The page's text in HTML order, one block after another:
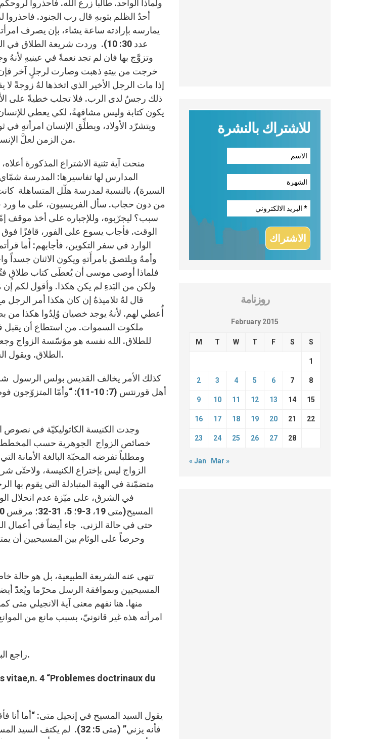
ولماذا الواحد. طالباً زرع الله. فاحذروا
أحدٌ الظلم بثوبهِ قال رب الجنود. فاحذروا
عدد 30: 10). وردت شريعة
وتزوَّج بها فان لم تجد نعمةً في عينيهِ
خرجت من بيتهِ ذهبت وصارت لرجلٍ آخر فإن
إذا مات الرجل الأخير الذي اتخذها لهُ زوجةً
ذلك رجسٌ لدى الرب. فلا تجلب خطيةً على
يكون كتابة وليس مشافهةً، لكي يعطي
ويتشرّد الأولاد، ويطلِّق الإنسان امرأتهِ في
من الزمن لعلَّ الإنسان يتجاوب مع إرادة الله وتعامله معهُ ويتخلى عن الطلاق ويعيد السلام للأسرة.
منحت آية تثنية الاشتراع المذكورة
المدارس لها تفاسيرها: المدرسة
السيرة)، بالنسبة لمدرسة هلّل المتساهلة
سبب؟ ليجرّبوه، وللإجباره على أخذ موقف
الوقت. فأجاب يسوع على الفور، قافزًا فوق
الوارد في سفر التكوين، فأجابهم: أَما
وأمهُ ويلتصق بامرأَتهِ ويكون الاثنان جسداً
فلماذا أوصى موسى أن يُعطَى كتاب طلاقٍ
ولكن من البَدءِ لم يكن هكذا. وأقول لكم
قال لهُ تلاميذهُ إن كان هكذا أمر الرجل
أُعطي لهم. لأنهُ يوجد خصيان وُلِدُوا هكذا
ملكوت السموات. من استطاع أن يقبل
للطلاق. الله نفسه هو مؤسّسة الزواج
الطلاق. ويقول السيد يسوع المسيح بأسلوب قاطع إنّ عدم انحلال الزواج هو إرادة الله المطلقة.
كذلك الأمر يخالف القديس بولس الرسول
أهل قورنتس (7: 10-11):
وجدت الكنيسة الكاثوليكيّة في
خصائص الزواج الجوهرية حسب المخطط
ومطلباً تفرضه المحبّة البالغة الأمانة
الزواج ليس بإختراع الكنيسة، ولاحتّى
متضمّنة في الهبة المتبادلة التي يقوم
في الشرق، على ميّزة عدم انحلال
المسيح(متى 19، 3-9؛ 5، 31-32؛ مرقس 10، 11-12؛ لوقا 16، 18؛ رومة 7، 2-3؛ 1قورنتس 7، 10-11، 39)
حتى في حالة الزنى. جاء أيضاً في أعمال
تنهى عنه الشريعة الطبيعية، بل هو حالة
المسيحيين وبموافقة الرسل محرّما ويُعدّ
منها. هنا نفهم معنى آية الانجيلي
امرأته هذه غير قانونيّ، بسبب مانع من
راجع البابا يوحنا بولس الثاني في وظائف العائلة المسيحية في عالم اليوم، رقم 20.
vitae,n. 4 “Problemes doctrinaux du
فأنه يزني” (متى 5: 32).
للاشتراك بالنشرة
روزنامة
February 2015
M T W T F S S
1
2 3 4 5 6 7 8
9 10 11 12 13 14 15
16 17 18 19 20 21 22
23 24 25 26 27 28
« Jan Mar »